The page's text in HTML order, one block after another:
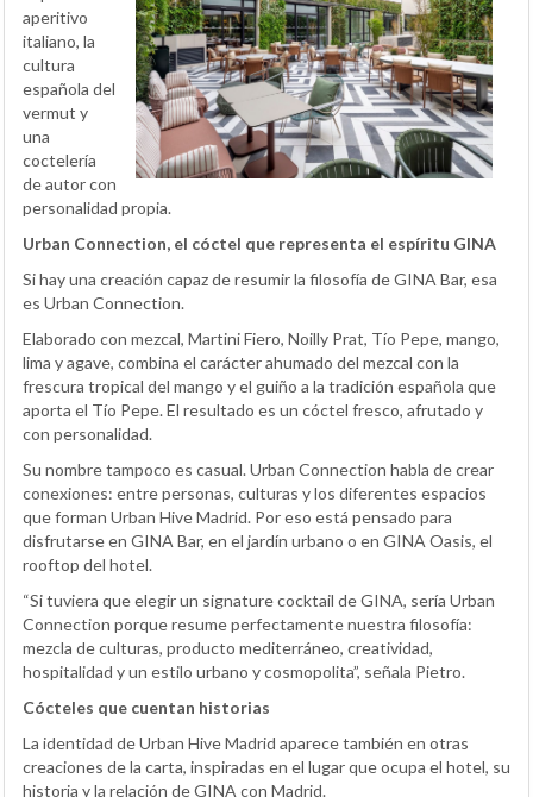
aperitivo
italiano, la
cultura
española del
vermut y
una
coctelería
de autor con
personalidad propia.
Urban Connection, el cóctel que representa el espíritu GINA
Si hay una creación capaz de resumir la filosofía de GINA Bar, esa
es Urban Connection.
Elaborado con mezcal, Martini Fiero, Noilly Prat, Tío Pepe, mango,
lima y agave, combina el carácter ahumado del mezcal con la
frescura tropical del mango y el guiño a la tradición española que
aporta el Tío Pepe. El resultado es un cóctel fresco, afrutado y
con personalidad.
Su nombre tampoco es casual. Urban Connection habla de crear
conexiones: entre personas, culturas y los diferentes espacios
que forman Urban Hive Madrid. Por eso está pensado para
disfrutarse en GINA Bar, en el jardín urbano o en GINA Oasis, el
rooftop del hotel.
“Si tuviera que elegir un signature cocktail de GINA, sería Urban
Connection porque resume perfectamente nuestra filosofía:
mezcla de culturas, producto mediterráneo, creatividad,
hospitalidad y un estilo urbano y cosmopolita”, señala Pietro.
Cócteles que cuentan historias
La identidad de Urban Hive Madrid aparece también en otras
creaciones de la carta, inspiradas en el lugar que ocupa el hotel, su
historia y la relación de GINA con Madrid.